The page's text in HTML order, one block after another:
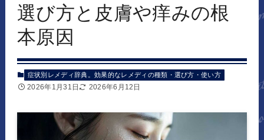
選び方と皮膚や痒みの根
本原因
症状別レメディ辞典。効果的なレメディの種類・選び方・使い方
2026年1月31日 2026年6月12日